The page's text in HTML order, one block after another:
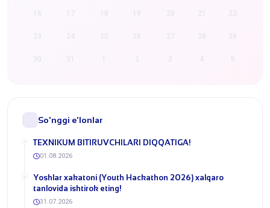
21 22
27 28 29
3 4 5
So'nggi e'lonlar
​TEXNIKUM BITIRUVCHILARI DIQQATIGA!
01.08.2026
Yoshlar xakatoni (Youth Hackathon 2026) xalqaro
tanlovida ishtirok eting!
31.07.2026